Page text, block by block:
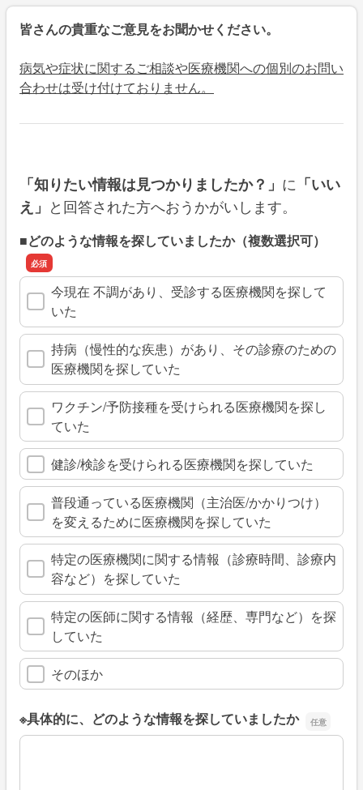
皆さんの貴重なご意見をお聞かせください。
病気や症状に関するご相談や医療機関への個別のお問い
合わせは受け付けておりません。
「知りたい情報は見つかりましたか？」 に 「いい
え」 と回答された方へおうかがいします。
■どのような情報を探していましたか（複数選択可）
今現在 不調があり、受診する医療機関を探して
いた
持病（慢性的な疾患）があり、その診療のための
医療機関を探していた
ワクチン/予防接種を受けられる医療機関を探し
ていた
健診/検診を受けられる医療機関を探していた
普段通っている医療機関（主治医/かかりつけ）
を変えるために医療機関を探していた
特定の医療機関に関する情報（診療時間、診療内
容など）を探していた
特定の医師に関する情報（経歴、専門など）を探
していた
そのほか
※具体的に、どのような情報を探していましたか
※具体的に、どのような情報を探していましたか